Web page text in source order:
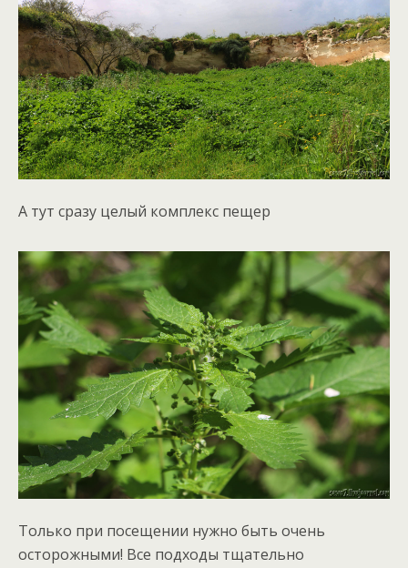
А тут сразу целый комплекс пещер
Только при посещении нужно быть очень
осторожными! Все подходы тщательно